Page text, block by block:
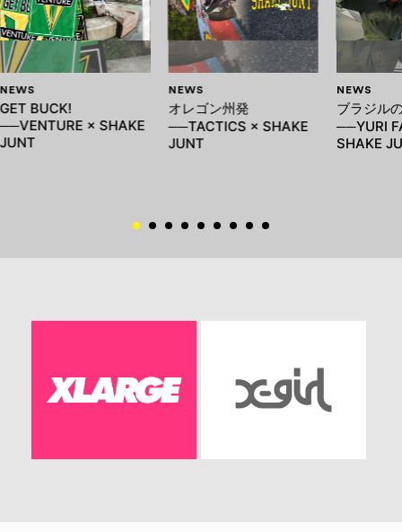
NEWS
GET BUCK!
──VENTURE × SHAKE
JUNT
NEWS
オレゴン州発
──TACTICS × SHAKE
JUNT
NEWS
ブラジル
──YURI
SHAKE